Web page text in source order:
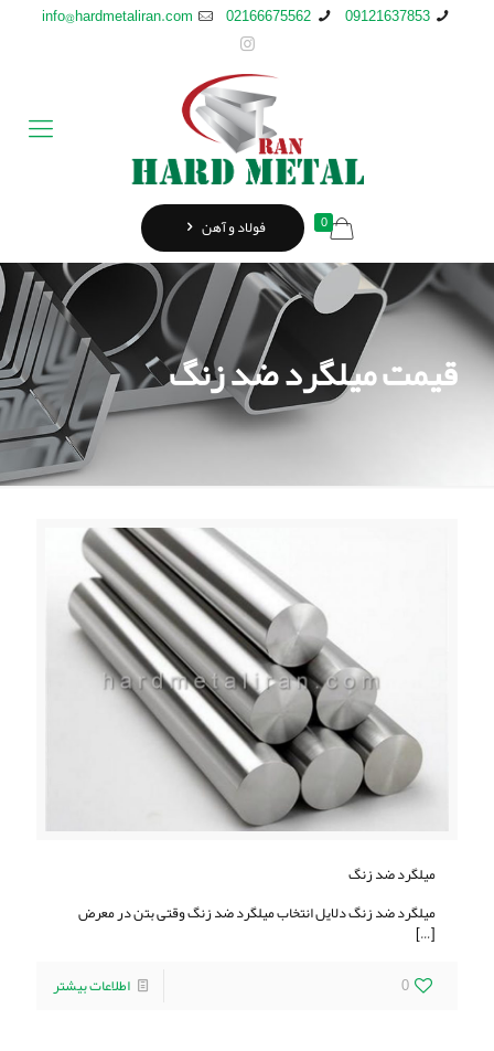
09121637853
02166675562
info@hardmetaliran.com
0 فولاد و آهن
قیمت میلگرد ضد زنگ
میلگرد ضد زنگ
میلگرد ضد زنگ دلایل انتخاب میلگرد ضد زنگ وقتی بتن در معرض
[…]
0
اطلاعات بیشتر